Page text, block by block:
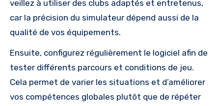
veillez à utiliser des clubs adaptés et entretenus,
car la précision du simulateur dépend aussi de la
qualité de vos équipements.
Ensuite, configurez régulièrement le logiciel afin de
tester différents parcours et conditions de jeu.
Cela permet de varier les situations et d’améliorer
vos compétences globales plutôt que de répéter